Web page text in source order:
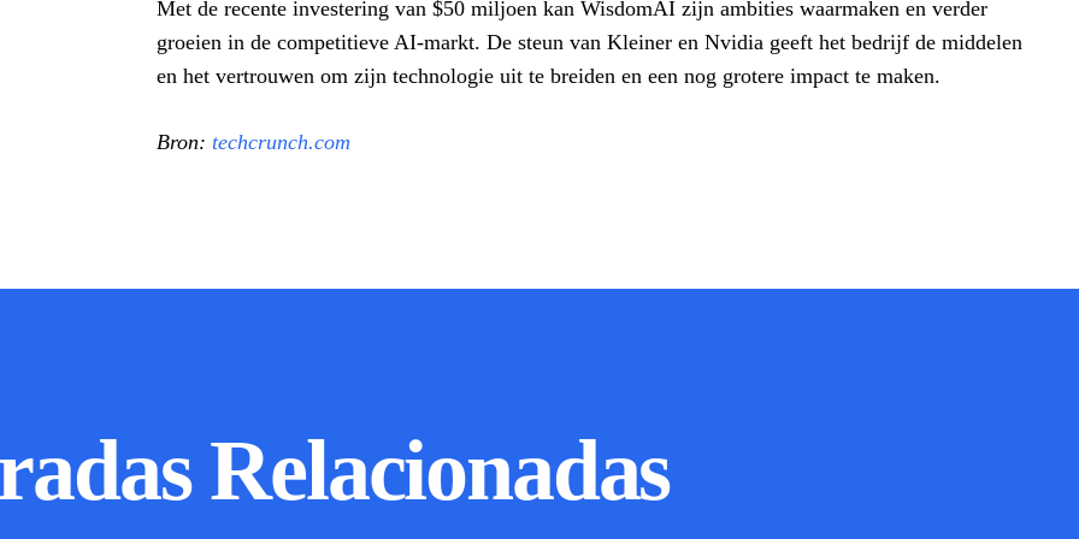
Met de recente investering van $50 miljoen kan WisdomAI zijn ambities waarmaken en verder
groeien in de competitieve AI-markt. De steun van Kleiner en Nvidia geeft het bedrijf de middelen
en het vertrouwen om zijn technologie uit te breiden en een nog grotere impact te maken.
Bron: techcrunch.com
Relacionadas